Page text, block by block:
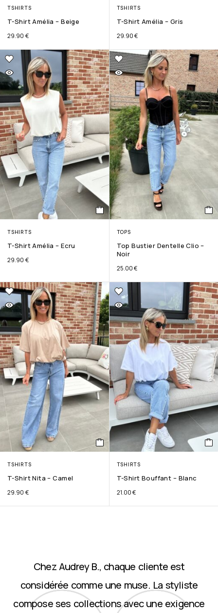
TSHIRTS
T-Shirt Amélia – Beige
29.90 €
TSHIRTS
T-Shirt Amélia – Gris
29.90€
TSHIRTS
T-Shirt Amélia – Ecru
29.90 €
TOPS
Top Bustier Dentelle Clio –
Noir
25.00€
TSHIRTS
T-Shirt Nita – Camel
29.90 €
TSHIRTS
T-Shirt Bouffant – Blanc
21.00€
Chez Audrey B., chaque cliente est
considérée comme une muse. La styliste
compose ses collections avec une exigence